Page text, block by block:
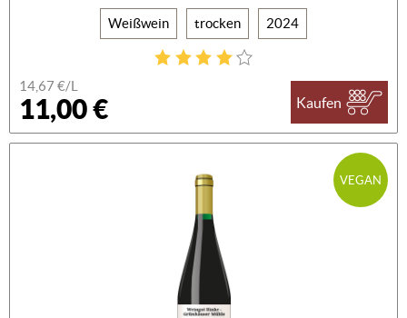
Weißwein trocken 2024
14,67 €/L
11,00 € Kaufen
VEGAN